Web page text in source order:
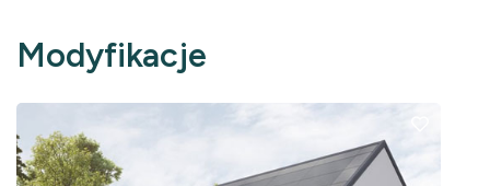
Modyfikacje